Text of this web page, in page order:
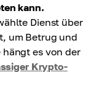
kann.
Dienst über
um Betrug und
hängt es von der
Krypto-